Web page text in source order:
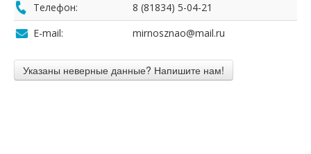
Телефон:
8 (81834) 5-04-21
E-mail:
mirnosznao@mail.ru